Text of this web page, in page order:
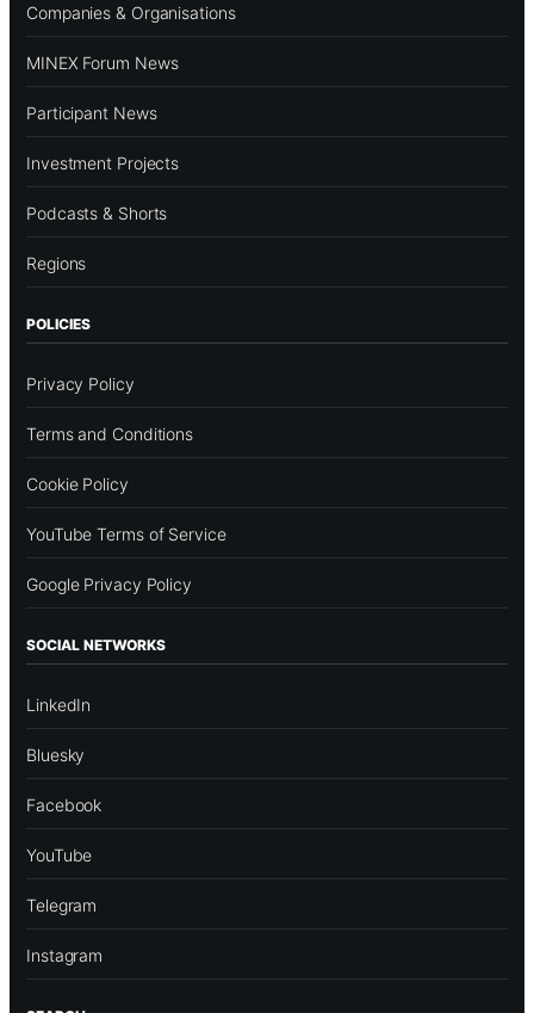
Companies & Organisations
MINEX Forum News
Participant News
Investment Projects
Podcasts & Shorts
Regions
POLICIES
Privacy Policy
Terms and Conditions
Cookie Policy
YouTube Terms of Service
Google Privacy Policy
SOCIAL NETWORKS
LinkedIn
Bluesky
Facebook
YouTube
Telegram
Instagram